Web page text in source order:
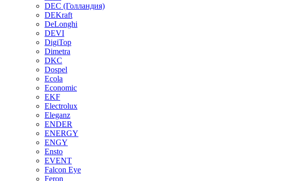
DEC (Голландия)
DEKraft
DeLonghi
DEVI
DigiTop
Dimetra
DKC
Dospel
Ecola
Economic
EKF
Electrolux
Eleganz
ENDER
ENERGY
ENGY
Ensto
EVENT
Falcon Eye
Feron